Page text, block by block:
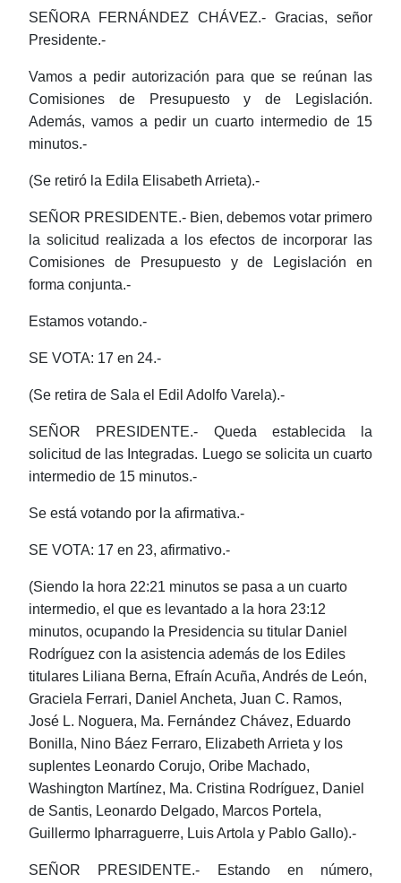
SEÑORA FERNÁNDEZ CHÁVEZ.- Gracias, señor
Presidente.-
Vamos a pedir autorización para que se reúnan las
Comisiones de Presupuesto y de Legislación.
Además, vamos a pedir un cuarto intermedio de 15
minutos.-
(Se retiró la Edila Elisabeth Arrieta).-
SEÑOR PRESIDENTE.- Bien, debemos votar primero
la solicitud realizada a los efectos de incorporar las
Comisiones de Presupuesto y de Legislación en
forma conjunta.-
Estamos votando.-
SE VOTA: 17 en 24.-
(Se retira de Sala el Edil Adolfo Varela).-
SEÑOR PRESIDENTE.- Queda establecida la
solicitud de las Integradas. Luego se solicita un cuarto
intermedio de 15 minutos.-
Se está votando por la afirmativa.-
SE VOTA: 17 en 23, afirmativo.-
(Siendo la hora 22:21 minutos se pasa a un cuarto
intermedio, el que es levantado a la hora 23:12
minutos, ocupando la Presidencia su titular Daniel
Rodríguez con la asistencia además de los Ediles
titulares Liliana Berna, Efraín Acuña, Andrés de León,
Graciela Ferrari, Daniel Ancheta, Juan C. Ramos,
José L. Noguera, Ma. Fernández Chávez, Eduardo
Bonilla, Nino Báez Ferraro, Elizabeth Arrieta y los
suplentes Leonardo Corujo, Oribe Machado,
Washington Martínez, Ma. Cristina Rodríguez, Daniel
de Santis, Leonardo Delgado, Marcos Portela,
Guillermo Ipharraguerre, Luis Artola y Pablo Gallo).-
SEÑOR PRESIDENTE.- Estando en número,